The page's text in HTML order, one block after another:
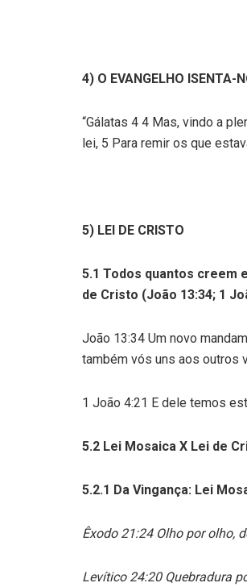
4) O EVANGELHO ISENTA-
“Gálatas 4 4 Mas, vindo a
lei, 5 Para remir os que
5) LEI DE CRISTO
5.1 Todos quantos creem
de Cristo (João 13:34; 1
João 13:34 Um novo
também vós uns aos outros
1 João 4:21 E dele temos
5.2 Lei Mosaica X Lei de
5.2.1 Da Vingança: Lei
Êxodo 21:24 Olho por olho,
Levítico 24:20 Quebradura